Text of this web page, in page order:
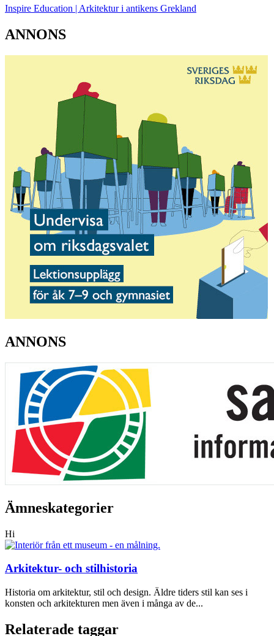
Inspire Education | Arkitektur i antikens Grekland
ANNONS
ANNONS
Ämneskategorier
Hi
Arkitektur- och stilhistoria
Historia om arkitektur, stil och design. Äldre tiders stil kan ses i
konsten och arkitekturen men även i många av de...
Relaterade taggar